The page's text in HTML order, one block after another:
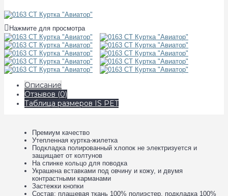
Нажмите для просмотра
Описание
Отзывов (0)
Таблица размеров IS PET
Премиум качество
Утепленная куртка-жилетка
Подкладка полированный хлопок не электризуется и
защищает от колтунов
На спинке кольцо для поводка
Украшена вставками под овчину и кожу, и двумя
контрастными карманами
Застежки кнопки
Состав: плащевая ткань 100% полиэстер, подкладка 100%